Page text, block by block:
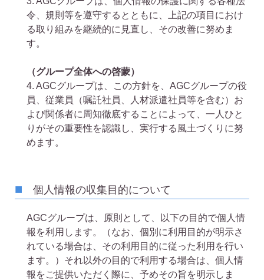
令、規則等を遵守するとともに、上記の項目におけ
る取り組みを継続的に見直し、その改善に努めま
す。
（グループ全体への啓蒙）
4. AGCグループは、この方針を、AGCグループの役
員、従業員（嘱託社員、人材派遣社員等を含む）お
よび関係者に周知徹底することによって、一人ひと
りがその重要性を認識し、実行する風土づくりに努
めます。
個人情報の収集目的について
AGCグループは、原則として、以下の目的で個人情
報を利用します。（なお、個別に利用目的が明示さ
れている場合は、その利用目的に従った利用を行い
ます。）それ以外の目的で利用する場合は、個人情
報をご提供いただく際に、予めその旨を明示しま